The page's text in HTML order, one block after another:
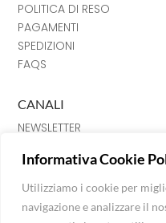
Informativa Cookie
Utilizziamo i cookie per
navigazione e analizzare il
POLITICA DI RESO
PAGAMENTI
SPEDIZIONI
FAQS
CANALI
NEWSLETTER
FACEBOOK
CHAT